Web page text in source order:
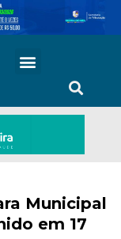
Municipal
em 17